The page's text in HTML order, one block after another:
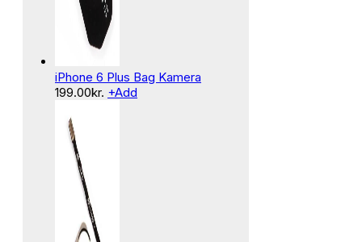
iPhone 6 Plus Bag Kamera
199.00kr. +Add